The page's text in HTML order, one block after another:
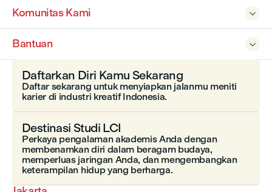

Komunitas Kami

Bantuan
Daftarkan Diri Kamu Sekarang
Daftar sekarang untuk menyiapkan jalanmu meniti
karier di industri kreatif Indonesia.
Destinasi Studi LCI
Perkaya pengalaman akademis Anda dengan
membenamkan diri dalam beragam budaya,
memperluas jaringan Anda, dan mengembangkan
keterampilan hidup yang berharga.